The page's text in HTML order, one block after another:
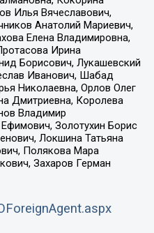
Илья Вячеславович,
Анатолий Мариевич,
Елена Владимировна,
Ирина
Борисович, Лукашевский
Иванович, Шабад
Николаевна, Орлов Олег
Дмитриевна, Королева
Владимир
Золотухин Борис
Локшина Татьяна
Полякова Мара
Захаров Герман